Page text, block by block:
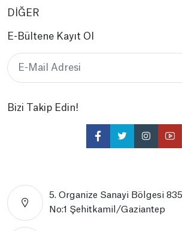
DİĞER
E-Bültene Kayıt Ol
Bizi Takip Edin!
5. Organize Sanayi Bölgesi
No:1 Şehitkamil/Gaziantep